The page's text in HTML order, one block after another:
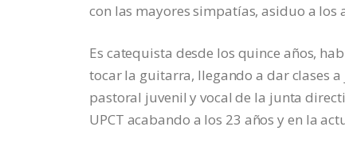
con las mayores simpatías, asiduo a los
Es catequista desde los quince años,
tocar la guitarra, llegando a dar clases
pastoral juvenil y vocal de la junta
UPCT acabando a los 23 años y en la